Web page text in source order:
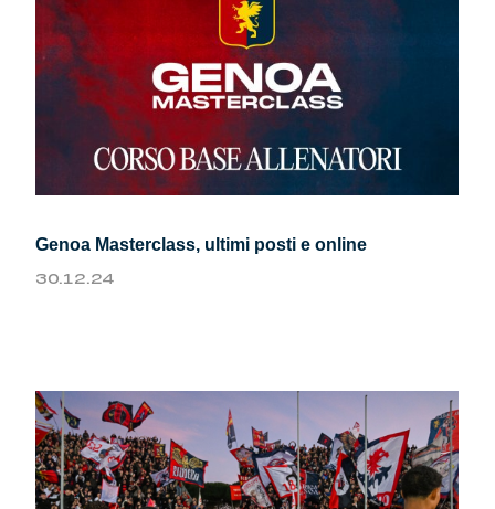
Genoa Masterclass, ultimi posti e online
30.12.24